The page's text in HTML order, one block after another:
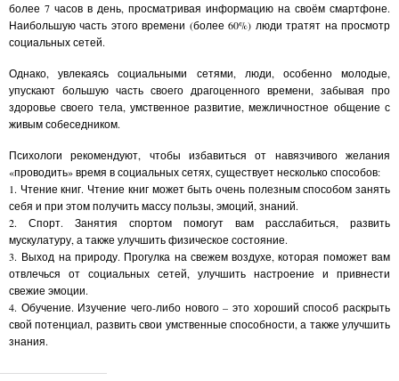
более 7 часов в день, просматривая информацию на своём смартфоне.
Наибольшую часть этого времени (более 60%) люди тратят на просмотр
социальных сетей.
Однако, увлекаясь социальными сетями, люди, особенно молодые,
упускают большую часть своего драгоценного времени, забывая про
здоровье своего тела, умственное развитие, межличностное общение с
живым собеседником.
Психологи рекомендуют, чтобы избавиться от навязчивого желания
«проводить» время в социальных сетях, существует несколько способов:
1. Чтение книг. Чтение книг может быть очень полезным способом занять
себя и при этом получить массу пользы, эмоций, знаний.
2. Спорт. Занятия спортом помогут вам расслабиться, развить
мускулатуру, а также улучшить физическое состояние.
3. Выход на природу. Прогулка на свежем воздухе, которая поможет вам
отвлечься от социальных сетей, улучшить настроение и привнести
свежие эмоции.
4. Обучение. Изучение чего-либо нового – это хороший способ раскрыть
свой потенциал, развить свои умственные способности, а также улучшить
знания.